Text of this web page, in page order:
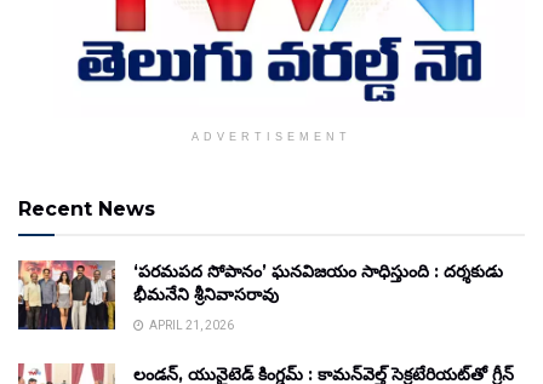
ADVERTISEMENT
Recent News
‘పరమపద సోపానం’ ఘనవిజయం సాధిస్తుంది : దర్శకుడు
భీమనేని శ్రీనివాసరావు
APRIL 21, 2026
లండన్, యునైటెడ్ కింగ్డమ్ : కామన్‌వెల్త్ సెక్రటేరియట్‌తో గ్రీన్